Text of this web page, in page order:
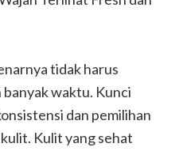
tidak harus
banyak waktu. Kunci
dan pemilihan
Kulit yang sehat